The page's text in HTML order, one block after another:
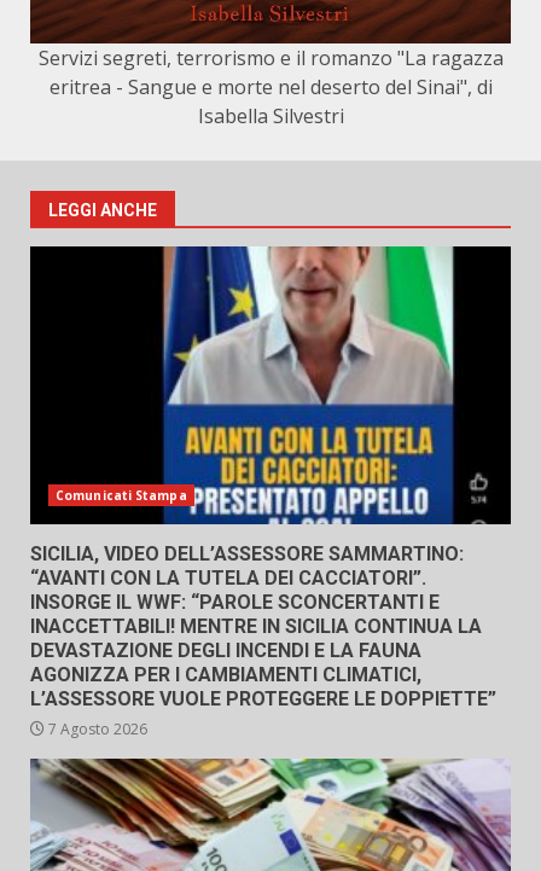
Servizi segreti, terrorismo e il romanzo "La ragazza
eritrea - Sangue e morte nel deserto del Sinai", di
Isabella Silvestri
LEGGI ANCHE
Comunicati Stampa
SICILIA, VIDEO DELL’ASSESSORE SAMMARTINO:
“AVANTI CON LA TUTELA DEI CACCIATORI”.
INSORGE IL WWF: “PAROLE SCONCERTANTI E
INACCETTABILI! MENTRE IN SICILIA CONTINUA LA
DEVASTAZIONE DEGLI INCENDI E LA FAUNA
AGONIZZA PER I CAMBIAMENTI CLIMATICI,
L’ASSESSORE VUOLE PROTEGGERE LE DOPPIETTE”
7 Agosto 2026